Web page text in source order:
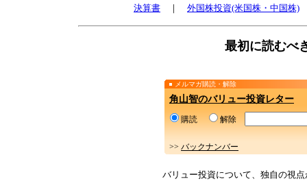
決算書 ｜ 外国株投資(米国株・中国株)
最初に読むべ
メルマガ購読・解除
角山智のバリュー投資レター
購読 解除
>> バックナンバー
バリュー投資について、独自の視